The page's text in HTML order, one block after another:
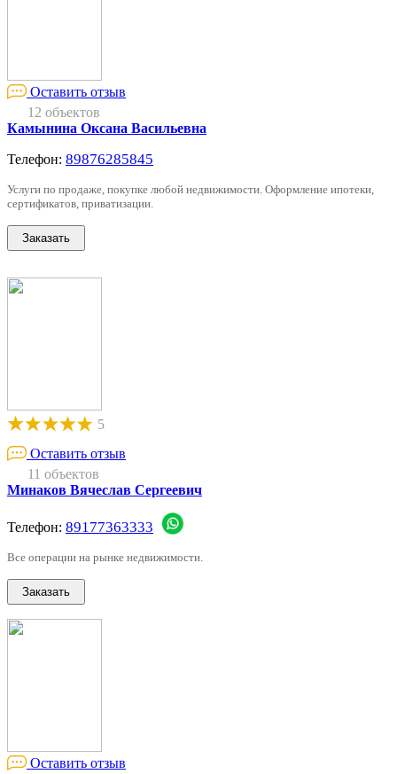
Оставить отзыв
12 объектов
Камынина Оксана Васильевна
Телефон: 89876285845
Услуги по продаже, покупке любой недвижимости. Оформление ипотеки,
сертификатов, приватизации.
5
Оставить отзыв
11 объектов
Минаков Вячеслав Сергеевич
Телефон: 89177363333
Все операции на рынке недвижимости.
Оставить отзыв